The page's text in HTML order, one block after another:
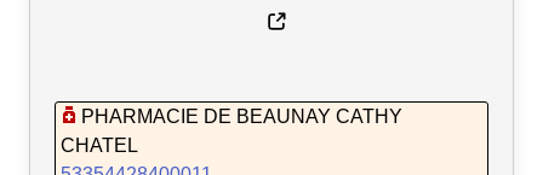
PHARMACIE DE BEAUNAY CATHY
CHATEL